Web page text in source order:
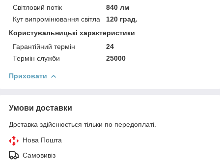
Світловий потік
840 лм
Кут випромінювання світла
120 град.
Користувальницькі характеристики
Гарантійний термін
24
Термін служби
25000
Приховати
Умови доставки
Доставка здійснюється тільки по передоплаті.
Нова Пошта
Самовивіз